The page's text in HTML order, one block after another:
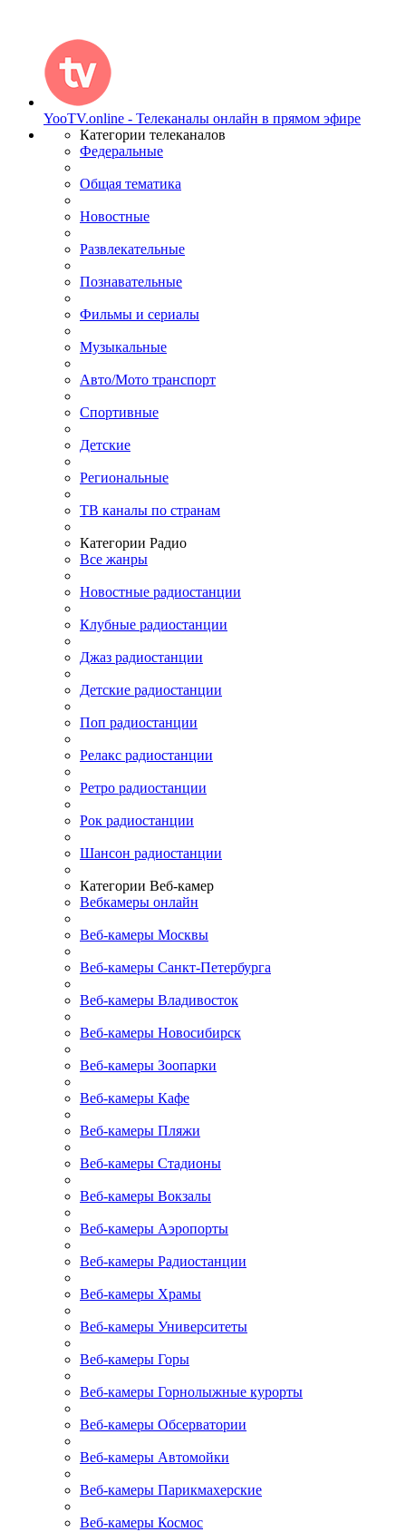
YooTV.online - Телеканалы онлайн в прямом эфире
Категории телеканалов
Федеральные
Общая тематика
Новостные
Развлекательные
Познавательные
Фильмы и сериалы
Музыкальные
Авто/Мото транспорт
Спортивные
Детские
Региональные
ТВ каналы по странам
Категории Радио
Все жанры
Новостные радиостанции
Клубные радиостанции
Джаз радиостанции
Детские радиостанции
Поп радиостанции
Релакс радиостанции
Ретро радиостанции
Рок радиостанции
Шансон радиостанции
Категории Веб-камер
Вебкамеры онлайн
Веб-камеры Москвы
Веб-камеры Санкт-Петербурга
Веб-камеры Владивосток
Веб-камеры Новосибирск
Веб-камеры Зоопарки
Веб-камеры Кафе
Веб-камеры Пляжи
Веб-камеры Стадионы
Веб-камеры Вокзалы
Веб-камеры Аэропорты
Веб-камеры Радиостанции
Веб-камеры Храмы
Веб-камеры Университеты
Веб-камеры Горы
Веб-камеры Горнолыжные курорты
Веб-камеры Обсерватории
Веб-камеры Автомойки
Веб-камеры Парикмахерские
Веб-камеры Космос